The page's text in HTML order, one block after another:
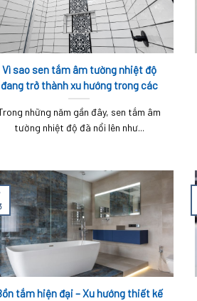
Vì sao sen tắm âm tường nhiệt độ
đang trở thành xu hướng trong các
căn hộ cao cấp?
những năm gần đây, sen tắm âm
tường nhiệt độ đã nổi lên như...
tắm hiện đại – Xu hướng thiết kế